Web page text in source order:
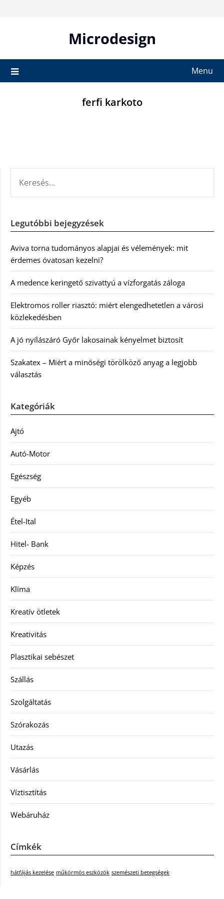
Microdesign
Menu
ferfi karkoto
Legutóbbi bejegyzések
Aviva torna tudományos alapjai és vélemények: mit
érdemes óvatosan kezelni?
A medence keringető szivattyú a vízforgatás záloga
Elektromos roller riasztó: miért elengedhetetlen a városi
közlekedésben
A jó nyílászáró Győr lakosainak kényelmet biztosít
Szakatex – Miért a minőségi törölköző anyag a legjobb
választás
Kategóriák
Ajtó
Autó-Motor
Egészség
Egyéb
Étel-Ital
Hitel- Bank
Képzés
Klíma
Kreatív ötletek
Kreativitás
Plasztikai sebészet
Szállás
Szolgáltatás
Szórakozás
Utazás
Vásárlás
Víztisztítás
Webáruház
Címkék
hátfájás kezelése műkörmös eszközök szemészeti betegségek